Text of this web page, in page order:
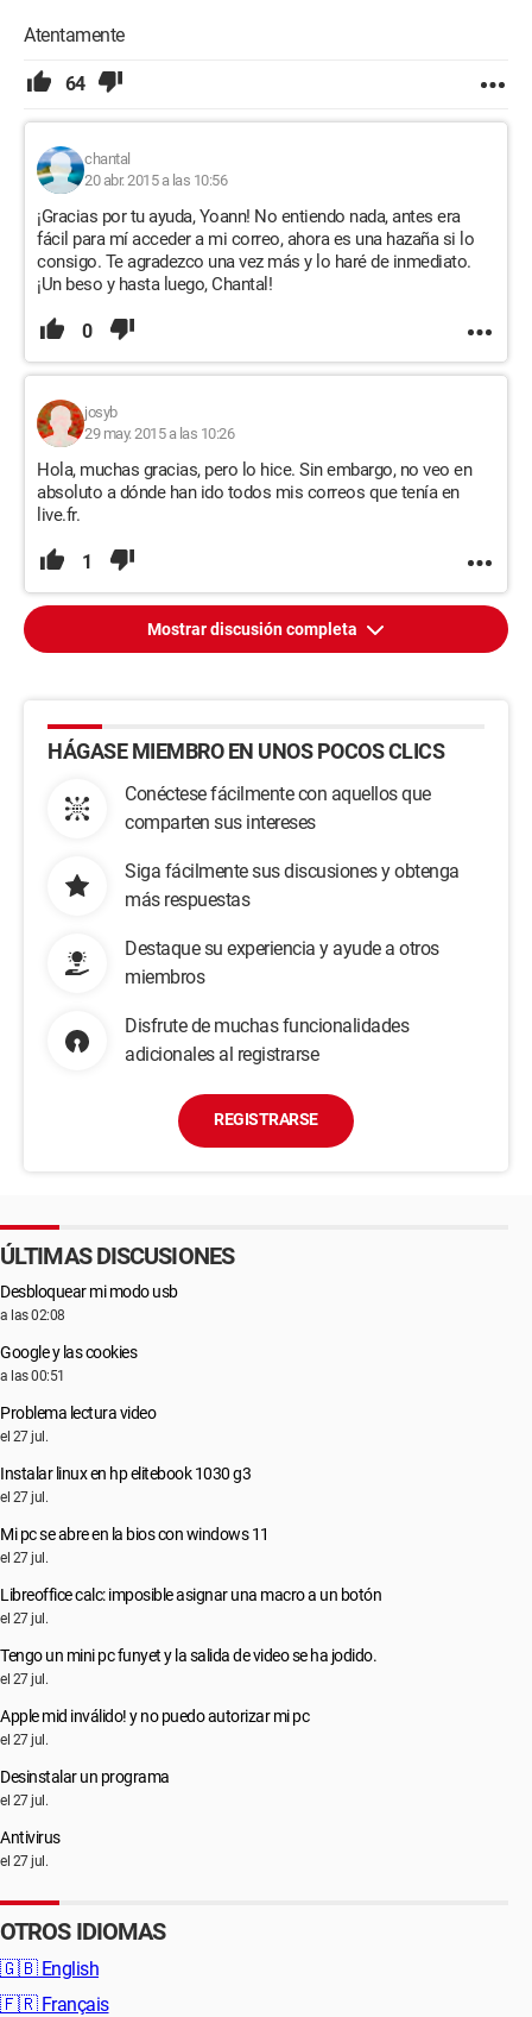
Atentamente
64
chantal
20 abr. 2015 a las 10:56
¡Gracias por tu ayuda, Yoann! No entiendo nada, antes era
fácil para mí acceder a mi correo, ahora es una hazaña si lo
consigo. Te agradezco una vez más y lo haré de inmediato.
¡Un beso y hasta luego, Chantal!
0
josyb
29 may. 2015 a las 10:26
Hola, muchas gracias, pero lo hice. Sin embargo, no veo en
absoluto a dónde han ido todos mis correos que tenía en
live.fr.
1
Mostrar discusión completa
HÁGASE MIEMBRO EN UNOS POCOS CLICS
Conéctese fácilmente con aquellos que
comparten sus intereses
Siga fácilmente sus discusiones y obtenga
más respuestas
Destaque su experiencia y ayude a otros
miembros
Disfrute de muchas funcionalidades
adicionales al registrarse
REGISTRARSE
ÚLTIMAS DISCUSIONES
Desbloquear mi modo usb
a las 02:08
Google y las cookies
a las 00:51
Problema lectura video
el 27 jul.
Instalar linux en hp elitebook 1030 g3
el 27 jul.
Mi pc se abre en la bios con windows 11
el 27 jul.
Libreoffice calc: imposible asignar una macro a un botón
el 27 jul.
Tengo un mini pc funyet y la salida de video se ha jodido.
el 27 jul.
Apple mid inválido! y no puedo autorizar mi pc
el 27 jul.
Desinstalar un programa
el 27 jul.
Antivirus
el 27 jul.
OTROS IDIOMAS
🇬🇧 English
🇫🇷 Français